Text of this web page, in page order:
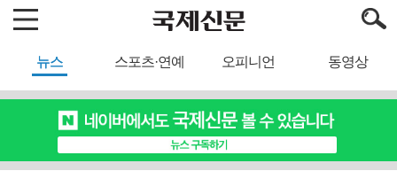
뉴스 스포츠·연예 오피니언 동영상